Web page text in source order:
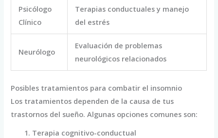
Psicólogo
Clínico
Terapias conductuales y manejo
del estrés
Neurólogo
Evaluación de problemas
neurológicos relacionados
Posibles tratamientos para combatir el insomnio
Los tratamientos dependen de la causa de tus
trastornos del sueño. Algunas opciones comunes son:
Terapia cognitivo-conductual